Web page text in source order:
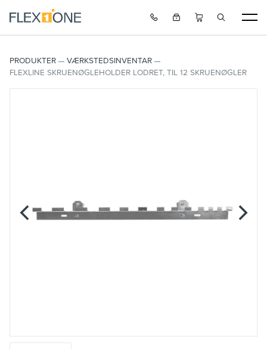
PRODUKTER
VÆRKSTEDSINVENTAR
FLEXLINE SKRUENØGLEHOLDER LODRET, TIL 12 SKRUENØGLER